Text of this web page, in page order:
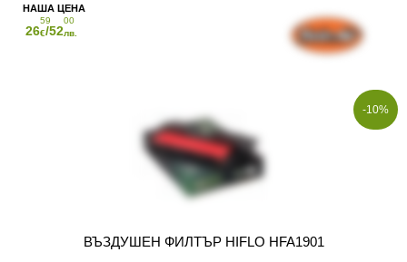
26
59
€/52
00
лв.
-10%
ВЪЗДУШЕН ФИЛТЪР HIFLO HFA1901